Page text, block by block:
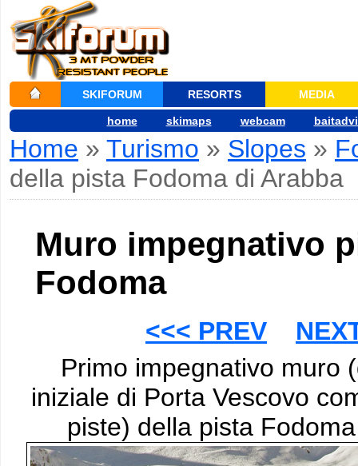
SKIFORUM RESORTS MEDIA
home skimaps webcam
Home » Turismo » Slopes »
della pista Fodoma di Arabba
Muro impegnativo
Fodoma
<<< PREV
Primo impegnativo muro
iniziale di Porta Vescovo
piste) della pista